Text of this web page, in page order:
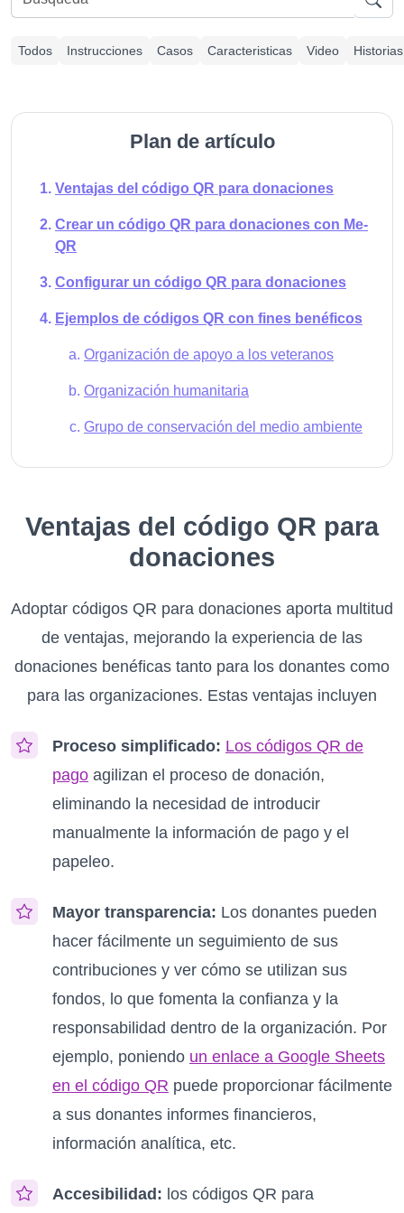
Todos Instrucciones Casos Caracteristicas Video
Plan de artículo
Ventajas del código QR para donaciones
Crear un código QR para donaciones con Me-
QR
Configurar un código QR para donaciones
Ejemplos de códigos QR con fines benéficos
Organización de apoyo a los veteranos
Organización humanitaria
Grupo de conservación del medio ambiente
Ventajas del código QR para
donaciones
Adoptar códigos QR para donaciones aporta multitud
de ventajas, mejorando la experiencia de las
donaciones benéficas tanto para los donantes como
para las organizaciones. Estas ventajas incluyen
Proceso simplificado: Los códigos QR de
pago agilizan el proceso de donación,
eliminando la necesidad de introducir
manualmente la información de pago y el
papeleo.
Mayor transparencia: Los donantes pueden
hacer fácilmente un seguimiento de sus
contribuciones y ver cómo se utilizan sus
fondos, lo que fomenta la confianza y la
responsabilidad dentro de la organización. Por
ejemplo, poniendo un enlace a Google Sheets
en el código QR puede proporcionar fácilmente
a sus donantes informes financieros,
información analítica, etc.
Accesibilidad: los códigos QR para